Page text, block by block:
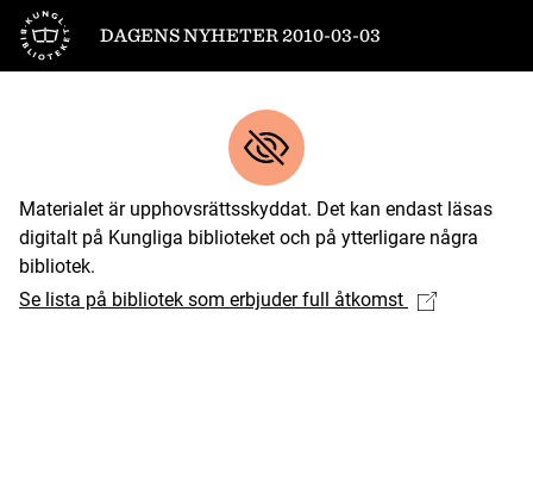
Till startsidan
DAGENS NYHETER 2010-03-03
Materialet är upphovsrättsskyddat. Det kan endast läsas
digitalt på Kungliga biblioteket och på ytterligare några
bibliotek.
Se lista på bibliotek som erbjuder full åtkomst